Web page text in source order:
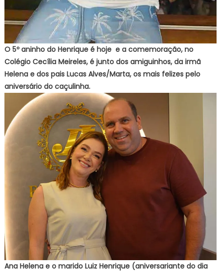
O 5º aninho do Henrique é hoje e a comemoração, no
Colégio Cecília Meireles, é junto dos amiguinhos, da irmã
Helena e dos pais Lucas Alves/Marta, os mais felizes pelo
aniversário do caçulinha.
Ana Helena e o marido Luiz Henrique (aniversariante do dia